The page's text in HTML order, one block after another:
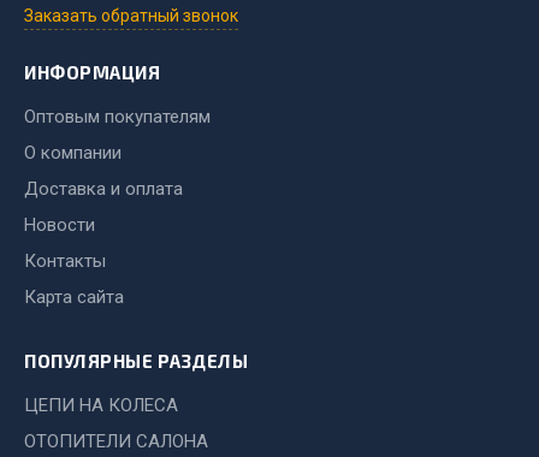
Рулевое управление
Весь раздел
Запчасти HOWO
Тормозная система
Подвеска
Система выпуска газа
Система охлаждения
Заказать обратный звонок
ИНФОРМАЦИЯ
Оптовым покупателям
О компании
Доставка и оплата
Новости
Контакты
Карта сайта
ПОПУЛЯРНЫЕ РАЗДЕЛЫ
ЦЕПИ НА КОЛЕСА
ОТОПИТЕЛИ САЛОНА